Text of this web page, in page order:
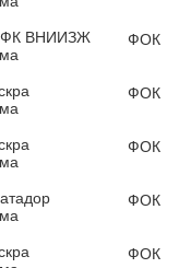
ВНИИЗЖ
ФОК
ФОК
ФОК
ФОК
ФОК